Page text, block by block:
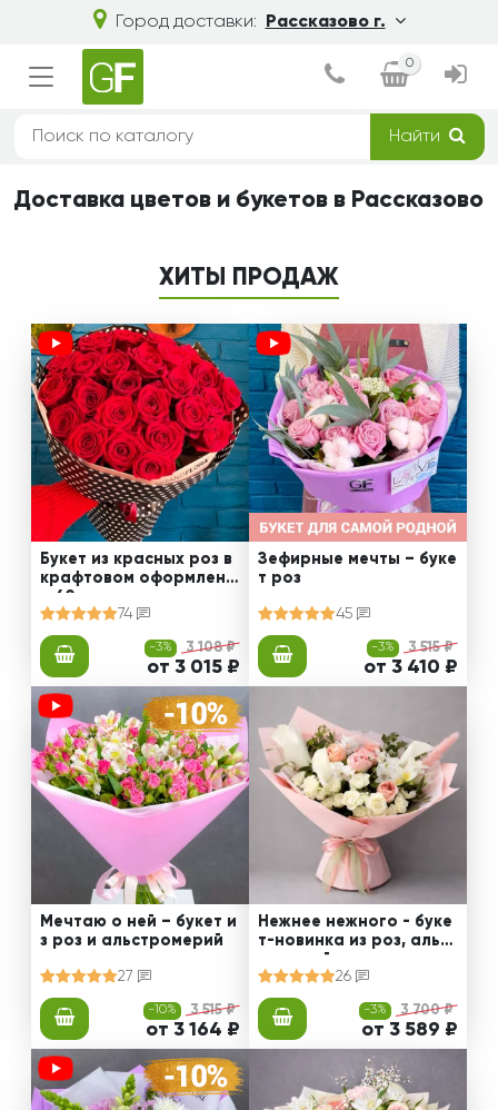
Город доставки: Рассказово г.
0
Найти
Доставка цветов и букетов в Рассказово
ХИТЫ ПРОДАЖ
Букет из красных роз в
крафтовом оформлени
и 60 см
74
-3% 3 108 ₽
от 3 015 ₽
Зефирные мечты – буке
т роз
45
-3% 3 515 ₽
от 3 410 ₽
Мечтаю о ней – букет и
з роз и альстромерий
27
-10% 3 515 ₽
от 3 164 ₽
Нежнее нежного - буке
т-новинка из роз, альст
ромерий и калл
26
-3% 3 700 ₽
от 3 589 ₽